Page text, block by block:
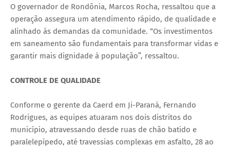
O governador de Rondônia, Marcos Rocha, ressaltou que a
operação assegura um atendimento rápido, de qualidade e
alinhado às demandas da comunidade. “Os investimentos
em saneamento são fundamentais para transformar vidas e
garantir mais dignidade à população”, ressaltou.
CONTROLE DE QUALIDADE
Conforme o gerente da Caerd em Ji-Paraná, Fernando
Rodrigues, as equipes atuaram nos dois distritos do
município, atravessando desde ruas de chão batido e
paralelepípedo, até travessias complexas em asfalto, 28 ao